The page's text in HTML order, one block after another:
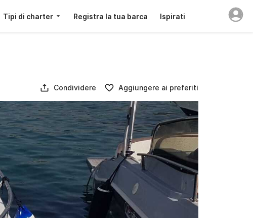
Tipi di charter Registra la tua barca Ispirati
Condividere Aggiungere ai preferiti